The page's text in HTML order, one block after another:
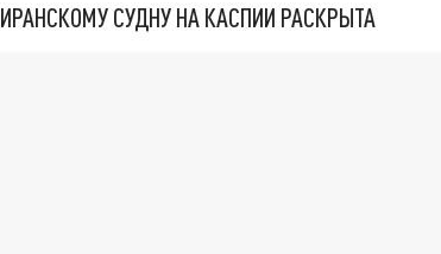
СУДНУ НА КАСПИИ РАСКРЫТА